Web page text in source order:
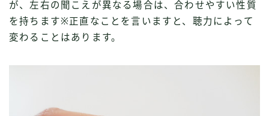
が、左右の聞こえが異なる場合は、合わせやすい性質
を持ちます※正直なことを言いますと、聴力によって
変わることはあります。